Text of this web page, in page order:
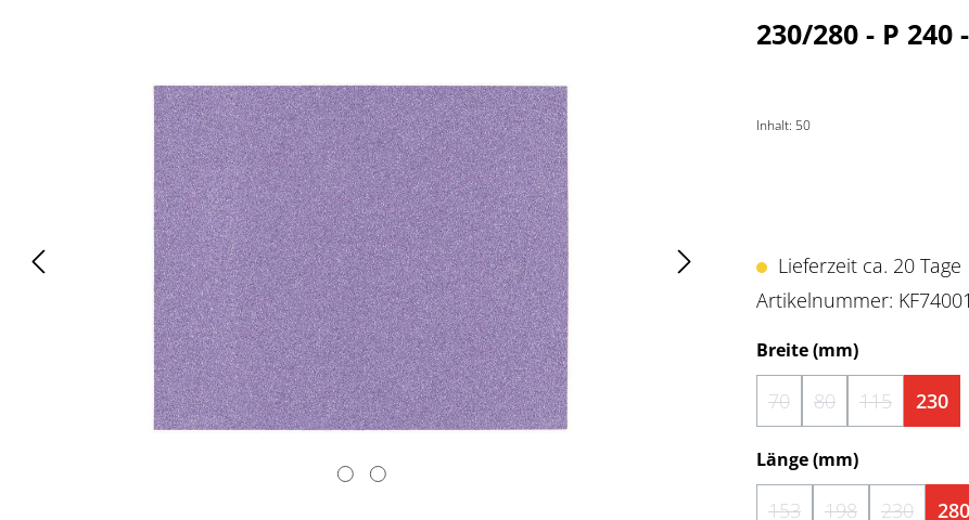
230/280 - P
Inhalt: 50
Lieferzeit ca. 20 Tage
Artikelnummer:
Breite (mm)auswählen
70(Diese Option ist zurzeit
80(Diese Option ist
115(Diese230
Länge (mm)auswählen
153 198 230 280